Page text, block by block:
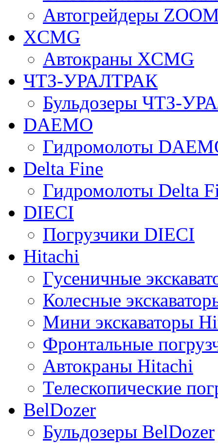
Автогрейдеры
XCMG
Автокраны XCMG
ЧТЗ-УРАЛТРАК
Бульдозеры ЧТЗ-
DAEMO
Гидромолоты
Delta Fine
Гидромолоты Delta
DIECI
Погрузчики DIECI
Hitachi
Гусеничные
Колесные
Мини экскаваторы
Фронтальные
Автокраны Hitachi
Телескопические
BelDozer
Бульдозеры BelDozer